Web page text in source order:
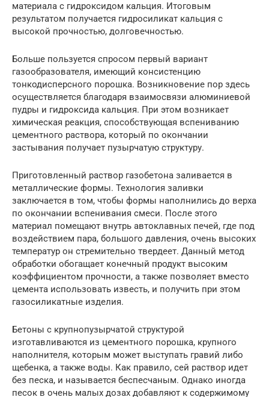
материала с гидроксидом кальция. Итоговым
результатом получается гидросиликат кальция с
высокой прочностью, долговечностью.
Больше пользуется спросом первый вариант
газообразователя, имеющий консистенцию
тонкодисперсного порошка. Возникновение пор здесь
осуществляется благодаря взаимосвязи алюминиевой
пудры и гидроксида кальция. При этом возникает
химическая реакция, способствующая вспениванию
цементного раствора, который по окончании
застывания получает пузырчатую структуру.
Приготовленный раствор газобетона заливается в
металлические формы. Технология заливки
заключается в том, чтобы формы наполнились до верха
по окончании вспенивания смеси. После этого
материал помещают внутрь автоклавных печей, где под
воздействием пара, большого давления, очень высоких
температур он стремительно твердеет. Данный метод
обработки обогащает конечный продукт высоким
коэффициентом прочности, а также позволяет вместо
цемента использовать известь, и получить при этом
газосиликатные изделия.
Бетоны с крупнопузырчатой структурой
изготавливаются из цементного порошка, крупного
наполнителя, которым может выступать гравий либо
щебенка, а также воды. Как правило, сей раствор идет
без песка, и называется беспесчаным. Однако иногда
песок в очень малых дозах добавляют к содержимому